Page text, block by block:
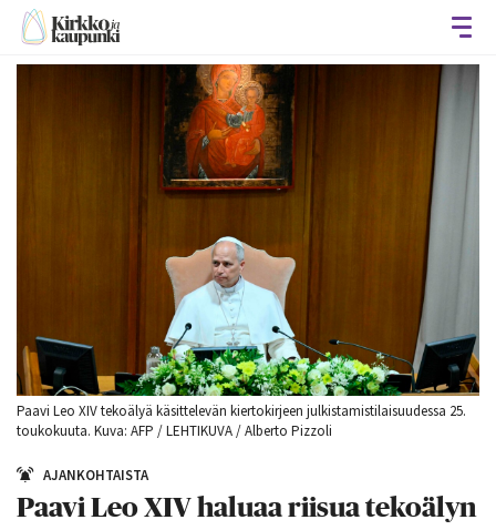
Paavi Leo XIV tekoälyä käsittelevän kiertokirjeen julkistamistilaisuudessa 25.
toukokuuta. Kuva: AFP / LEHTIKUVA / Alberto Pizzoli
AJANKOHTAISTA
Paavi Leo XIV haluaa riisua tekoälyn